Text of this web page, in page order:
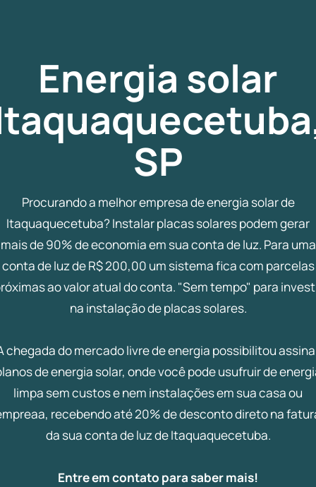
Energia solar
SP
Procurando a melhor empresa de energia solar de
Itaquaquecetuba? Instalar placas solares podem gerar
mais de 90% de economia em sua conta de luz. Para uma
conta de luz de R$ 200,00 um sistema fica com parcelas
ao valor atual do conta. "Sem tempo" para
na instalação de placas solares.
chegada do mercado livre de energia possibilitou
de energia solar, onde você pode usufruir de
limpa sem custos e nem instalações em sua casa ou
recebendo até 20% de desconto direto na
da sua conta de luz de Itaquaquecetuba.
Entre em contato para saber mais!